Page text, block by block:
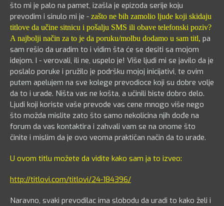
što mi je palo na pamet, izašla je epizoda serije koju
prevodim i sinulo mi je - zašto ne bih zamolio ljude koji skidaju
titlove da učine sitnicu i pošalju SMS ili obave telefonski poziv?
A najbolji način za to je da poruku/molbu dodamo u sam titl, pa
sam rešio da uradim to i vidim šta će se desiti sa mojom
idejom. I - verovali, ili ne, uspelo je! Više ljudi mi se javilo da je
poslalo poruke i pružilo je podršku mojoj inicijativi, te ovim
putem apelujem na sve kolege prevodioce koji su dobre volje
da to i urade. Ništa vas ne košta, a učinili biste dobro delo.
Ljudi koji koriste vaše prevode vas cene mnogo više nego
što možda mislite zato što samo nekolicina njih dođe na
forum da vas kontaktira i zahvali vam se na onome što
činite i mislim da je ovo veoma praktičan način da to urade.
U ovom titlu možete da vidite kako sam ja to izveo:
http://titlovi.com/titlovi/24-184396/
Naravno, svaki prevodilac ima slobodu da uradi to kako želi i